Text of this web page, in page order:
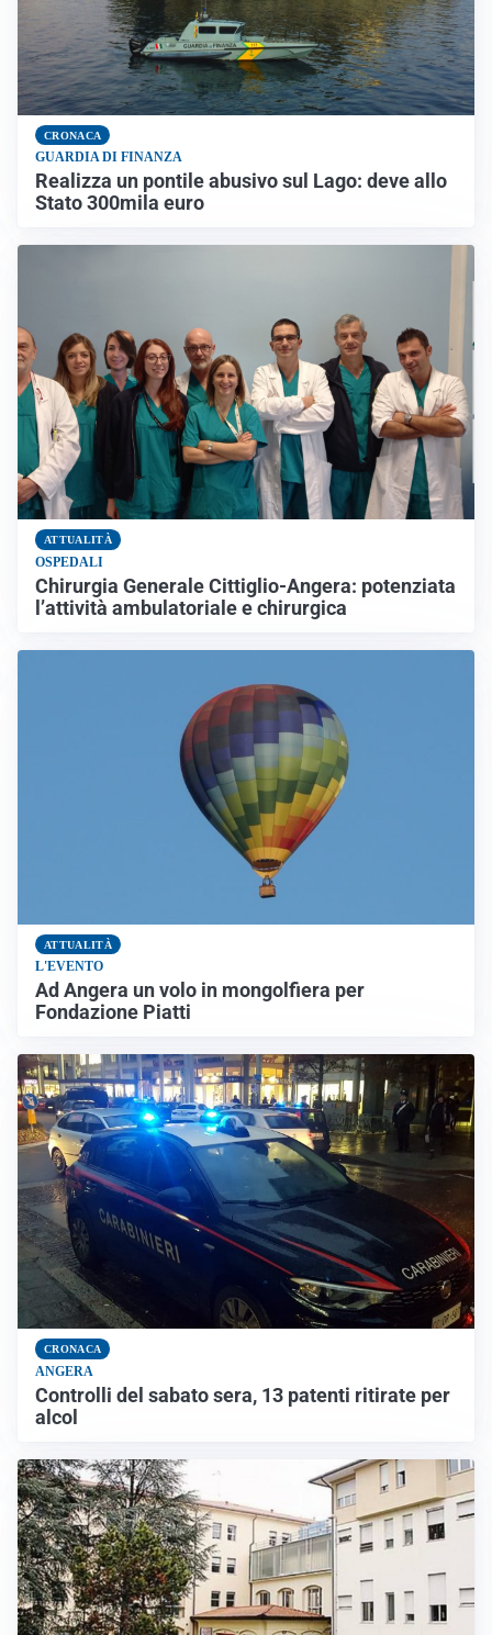
CRONACA
GUARDIA DI FINANZA
Realizza un pontile abusivo sul Lago: deve allo
Stato 300mila euro
ATTUALITÀ
OSPEDALI
Chirurgia Generale Cittiglio-Angera: potenziata
l’attività ambulatoriale e chirurgica
ATTUALITÀ
L'EVENTO
Ad Angera un volo in mongolfiera per
Fondazione Piatti
CRONACA
ANGERA
Controlli del sabato sera, 13 patenti ritirate per
alcol